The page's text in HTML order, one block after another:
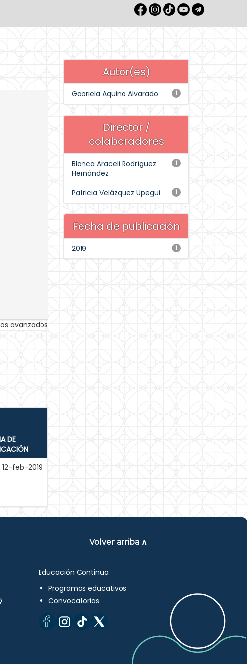
avanzados
DE
12-feb-2019
Autor(es)
1
Gabriela Aquino Alvarado
Director /
colaboradores
1
Blanca Araceli Rodríguez
Hernández
1
Patricia Velázquez Upegui
Fecha de publicación
1
2019
Volver arriba ∧
Educación Continua
Programas educativos
Convocatorias